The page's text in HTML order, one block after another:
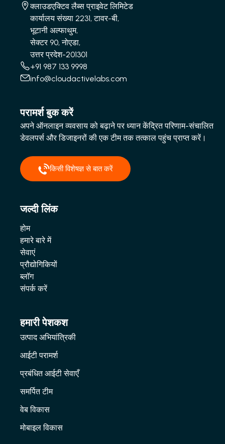
क्लाउडएक्टिव लैब्स प्राइवेट लिमिटेड
कार्यालय संख्या 2231, टावर-बी,
भूटानी अल्फाथुम,
सेक्टर 90, नोएडा,
उत्तर प्रदेश-201301
+91 987 133 9998
info@cloudactivelabs.com
परामर्श बुक करें
अपने ऑनलाइन व्यवसाय को बढ़ाने पर ध्यान केंद्रित परिणाम-संचालित
डेवलपर्स और डिजाइनरों की एक टीम तक तत्काल पहुंच प्राप्त करें।
किसी विशेषज्ञ से बात करें
जल्दी लिंक
होम
हमारे बारे में
सेवाएं
प्रौद्योगिकियों
ब्लॉग
संपर्क करें
हमारी पेशकश
उत्पाद अभियांत्रिकी
आईटी परामर्श
प्रबंधित आईटी सेवाएँ
समर्पित टीम
वेब विकास
मोबाइल विकास